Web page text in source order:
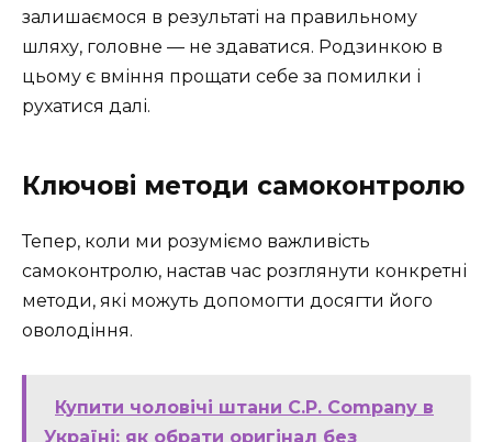
залишаємося в результаті на правильному
шляху, головне — не здаватися. Родзинкою в
цьому є вміння прощати себе за помилки і
рухатися далі.
Ключові методи самоконтролю
Тепер, коли ми розуміємо важливість
самоконтролю, настав час розглянути конкретні
методи, які можуть допомогти досягти його
оволодіння.
Купити чоловічі штани C.P. Company в
Україні: як обрати оригінал без